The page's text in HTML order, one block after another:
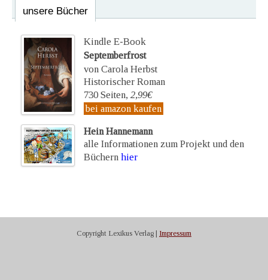
unsere Bücher
Kindle E-Book
Septemberfrost
von Carola Herbst
Historischer Roman
730 Seiten, 2,99€
bei amazon kaufen
Hein Hannemann
alle Informationen zum Projekt und den
Büchern hier
Copyright Lexikus Verlag | Impressum